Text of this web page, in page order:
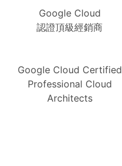
Google Cloud
認證頂級經銷商
Google Cloud Certified
Professional Cloud
Architects